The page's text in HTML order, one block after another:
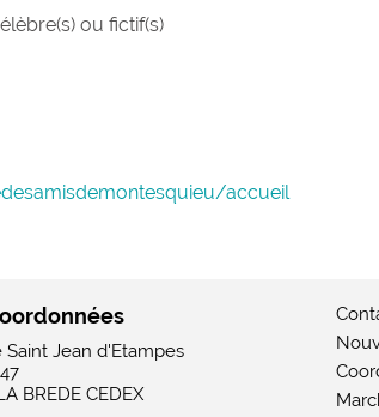
ou fictif(s)
accueil
Saint Jean d'Etampes
BREDE CEDEX